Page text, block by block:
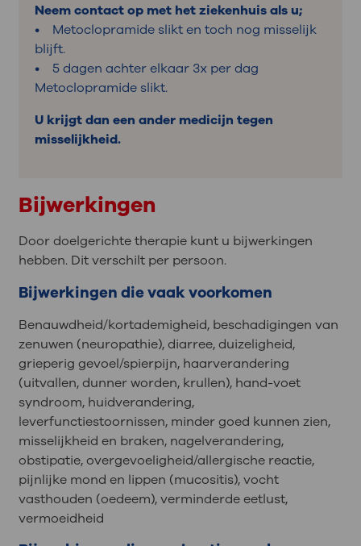
Neem contact op met het ziekenhuis als u;
• Metoclopramide slikt en toch nog misselijk
blijft.
• 5 dagen achter elkaar 3x per dag
Metoclopramide slikt.
U krijgt dan een ander medicijn tegen
misselijkheid.
Bijwerkingen
Door doelgerichte therapie kunt u bijwerkingen
hebben. Dit verschilt per persoon.
Bijwerkingen die vaak voorkomen
Benauwdheid/kortademigheid, beschadigingen van
zenuwen (neuropathie), diarree, duizeligheid,
grieperig gevoel/spierpijn, haarverandering
(uitvallen, dunner worden, krullen), hand-voet
syndroom, huidverandering,
leverfunctiestoornissen, minder goed kunnen zien,
misselijkheid en braken, nagelverandering,
obstipatie, overgevoeligheid/allergische reactie,
pijnlijke mond en lippen (mucositis), vocht
vasthouden (oedeem), verminderde eetlust,
vermoeidheid